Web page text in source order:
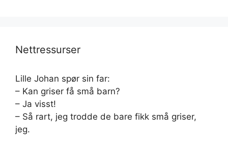
Nettressurser
Lille Johan spør sin far:
– Kan griser få små barn?
– Ja visst!
– Så rart, jeg trodde de bare fikk små griser,
jeg.